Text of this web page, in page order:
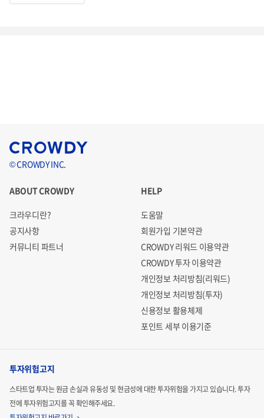
© CROWDY INC.
ABOUT CROWDY
크라우디란?
공지사항
커뮤니티 파트너
HELP
도움말
회원가입 기본약관
CROWDY 리워드 이용약관
CROWDY 투자 이용약관
개인정보 처리방침(리워드)
개인정보 처리방침(투자)
신용정보 활용체제
포인트 세부 이용기준
투자위험고지
스타트업 투자는 원금 손실과 유동성 및 현금성에 대한 투자위험을 가지고 있습니다.투자
전에 투자위험고지를 꼭 확인해주세요.